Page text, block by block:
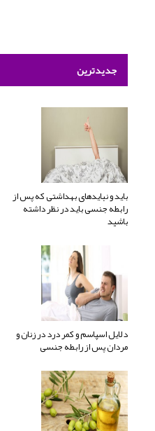
جدیدترین
باید و نبایدهای بهداشتی که پس از
رابطه جنسی باید در نظر داشته
باشید
دلایل اسپاسم و کمر درد در زنان و
مردان پس از رابطه جنسی